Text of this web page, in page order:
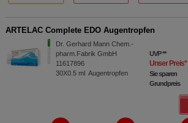
ARTELAC Complete EDO Augentropfen
Dr. Gerhard Mann Chem.-
pharm.Fabrik GmbH
11617896
30X0.5 ml Augentropfen
UVP**
Unser Preis*
Sie sparen
Grundpreis